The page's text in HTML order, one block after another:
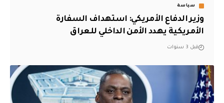
سياسة
وزير الدفاع الأمريكي: استهداف السفارة
الأمريكية يهدد الأمن الداخلي للعراق
قبل 3 سنوات